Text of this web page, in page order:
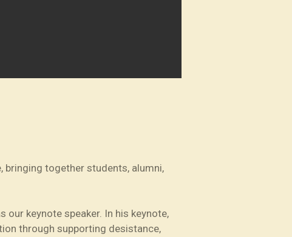
bringing together students, alumni,
our keynote speaker. In his keynote,
through supporting desistance,